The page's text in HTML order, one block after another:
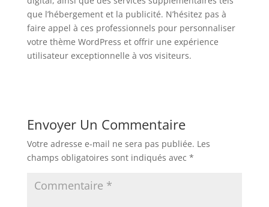
que l’hébergement et la publicité. N’hésitez pas à
faire appel à ces professionnels pour personnaliser
votre thème WordPress et offrir une expérience
utilisateur exceptionnelle à vos visiteurs.
Envoyer Un Commentaire
Votre adresse e-mail ne sera pas publiée. Les
champs obligatoires sont indiqués avec *